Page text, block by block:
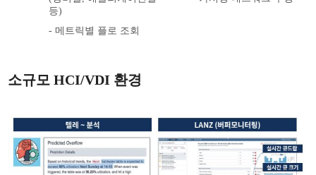
등)
- 메트릭별 플로 조회
소규모 HCI/VDI 환경